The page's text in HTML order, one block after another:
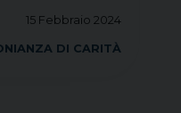
15 Febbraio 2024
DI CARITÀ